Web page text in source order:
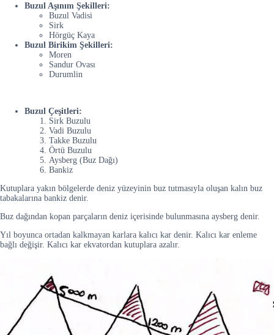
Buzul Aşınım Şekilleri:
Buzul Vadisi
Sirk
Hörgüç Kaya
Buzul Birikim Şekilleri:
Moren
Sandur Ovası
Durumlin
Buzul Çeşitleri:
Sirk Buzulu
Vadi Buzulu
Takke Buzulu
Örtü Buzulu
Aysberg (Buz Dağı)
Bankiz
Kutuplara yakın bölgelerde deniz yüzeyinin buz tutmasıyla oluşan kalın buz
tabakalarına bankiz denir.
Buz dağından kopan parçaların deniz içerisinde bulunmasına aysberg denir.
Yıl boyunca ortadan kalkmayan karlara kalıcı kar denir. Kalıcı kar enleme
bağlı değişir. Kalıcı kar ekvatordan kutuplara azalır.